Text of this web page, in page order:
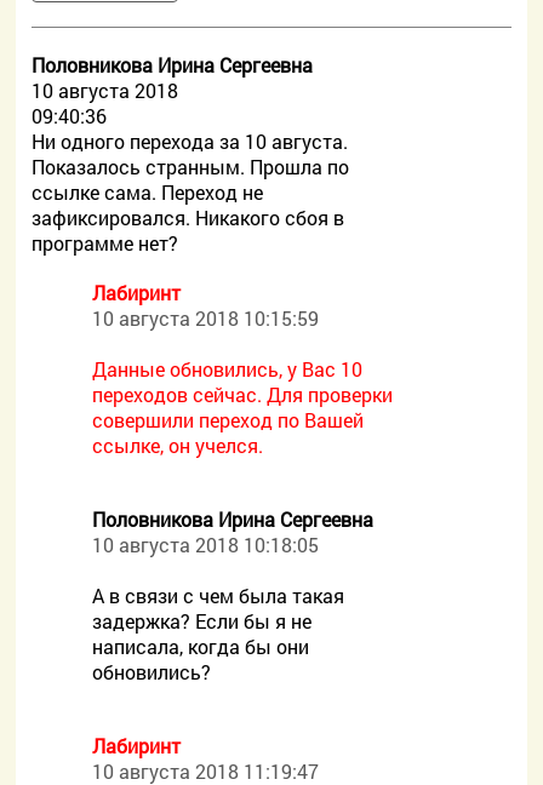
Половникова Ирина Сергеевна
10 августа 2018
09:40:36
Ни одного перехода за 10 августа.
Показалось странным. Прошла по
ссылке сама. Переход не
зафиксировался. Никакого сбоя в
программе нет?
Лабиринт
10 августа 2018 10:15:59
Данные обновились, у Вас 10
переходов сейчас. Для проверки
совершили переход по Вашей
ссылке, он учелся.
Половникова Ирина Сергеевна
10 августа 2018 10:18:05
А в связи с чем была такая
задержка? Если бы я не
написала, когда бы они
обновились?
Лабиринт
10 августа 2018 11:19:47